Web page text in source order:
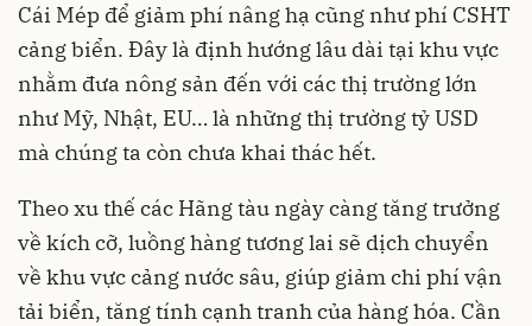
Cái Mép để giảm phí nâng hạ cũng như phí CSHT
cảng biển. Đây là định hướng lâu dài tại khu vực
nhằm đưa nông sản đến với các thị trường lớn
như Mỹ, Nhật, EU… là những thị trường tỷ USD
mà chúng ta còn chưa khai thác hết.
Theo xu thế các Hãng tàu ngày càng tăng trưởng
về kích cỡ, luồng hàng tương lai sẽ dịch chuyển
về khu vực cảng nước sâu, giúp giảm chi phí vận
tải biển, tăng tính cạnh tranh của hàng hóa. Cần